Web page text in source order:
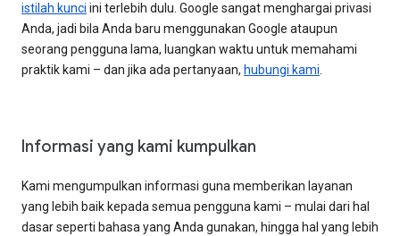
istilah kunci ini terlebih dulu. Google sangat menghargai privasi
Anda, jadi bila Anda baru menggunakan Google ataupun
seorang pengguna lama, luangkan waktu untuk memahami
praktik kami – dan jika ada pertanyaan, hubungi kami.
Informasi yang kami kumpulkan
Kami mengumpulkan informasi guna memberikan layanan
yang lebih baik kepada semua pengguna kami – mulai dari hal
dasar seperti bahasa yang Anda gunakan, hingga hal yang lebih